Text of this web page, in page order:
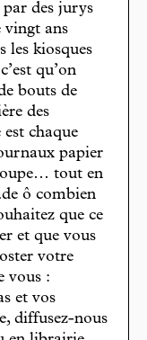
des jurys
vingt ans
les kiosques
qu’on
bouts de
des
chaque
papier
tout en
ô combien
que ce
et que vous
votre
vous :
et vos
diffusez-nous